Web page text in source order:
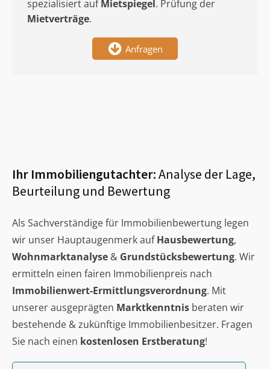
spezialisiert auf Mietspiegel . Prüfung der
Mietverträge.
Anfragen
Ihr Immobiliengutachter:Analyse der Lage,
Beurteilung und Bewertung
Als Sachverständige für Immobilienbewertung legen
wir unser Hauptaugenmerk aufHausbewertung,
Wohnmarktanalyse & Grundstücksbewertung. Wir
ermitteln einen fairen Immobilienpreis nach
Immobilienwert-Ermittlungsverordnung. Mit
unserer ausgeprägten Marktkenntnis beraten wir
bestehende & zukünftige Immobilienbesitzer. Fragen
Sie nach einen kostenlosen Erstberatung!